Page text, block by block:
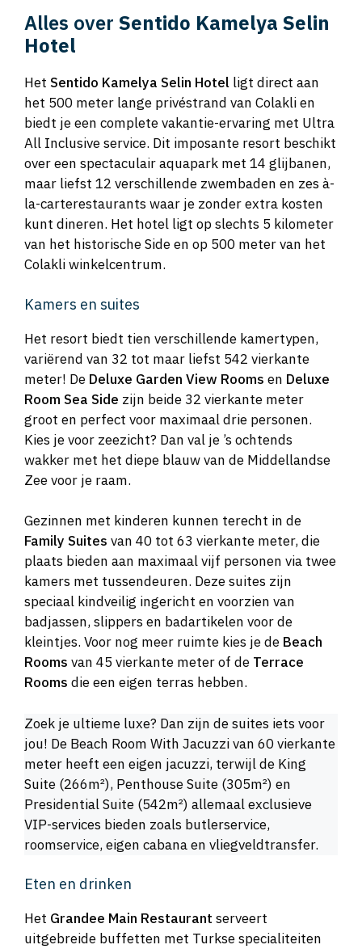
Alles over Sentido Kamelya Selin
Hotel
Het Sentido Kamelya Selin Hotel ligt direct aan
het 500 meter lange privéstrand van Colakli en
biedt je een complete vakantie-ervaring met Ultra
All Inclusive service. Dit imposante resort beschikt
over een spectaculair aquapark met 14 glijbanen,
maar liefst 12 verschillende zwembaden en zes à-
la-carterestaurants waar je zonder extra kosten
kunt dineren. Het hotel ligt op slechts 5 kilometer
van het historische Side en op 500 meter van het
Colakli winkelcentrum.
Kamers en suites
Het resort biedt tien verschillende kamertypen,
variërend van 32 tot maar liefst 542 vierkante
meter! De Deluxe Garden View Rooms en Deluxe
Room Sea Side zijn beide 32 vierkante meter
groot en perfect voor maximaal drie personen.
Kies je voor zeezicht? Dan val je ’s ochtends
wakker met het diepe blauw van de Middellandse
Zee voor je raam.
Gezinnen met kinderen kunnen terecht in de
Family Suites van 40 tot 63 vierkante meter, die
plaats bieden aan maximaal vijf personen via twee
kamers met tussendeuren. Deze suites zijn
speciaal kindveilig ingericht en voorzien van
badjassen, slippers en badartikelen voor de
kleintjes. Voor nog meer ruimte kies je de Beach
Rooms van 45 vierkante meter of de Terrace
Rooms die een eigen terras hebben.
Zoek je ultieme luxe? Dan zijn de suites iets voor
jou! De Beach Room With Jacuzzi van 60 vierkante
meter heeft een eigen jacuzzi, terwijl de King
Suite (266m²), Penthouse Suite (305m²) en
Presidential Suite (542m²) allemaal exclusieve
VIP-services bieden zoals butlerservice,
roomservice, eigen cabana en vliegveldtransfer.
Eten en drinken
Het Grandee Main Restaurant serveert
uitgebreide buffetten met Turkse specialiteiten